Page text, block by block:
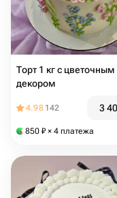
Торт 1 кг с цветочным
декором
4.98 142 3
850 ₽ × 4 платежа